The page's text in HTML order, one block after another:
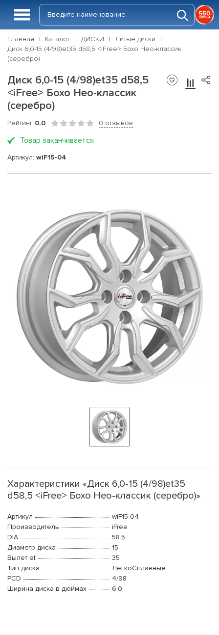
Главная Каталог ДИСКИ
Литые диски
Диск 6,0-15 (4/98)et35 d58,5 <iFree> Бохо Нео-классик
(серебро)
Диск 6,0-15 (4/98)et35 d58,5
<iFree> Бохо Нео-классик
(серебро)
Рейтинг 0.0 0 отзывов
Товар заканчивается
Артикул: wiF15-04
Характеристики «Диск 6,0-15 (4/98)et35
d58,5 <iFree> Бохо Нео-классик (серебро)»
Артикул
wiF15-04
Производитель
iFree
DIA
58.5
Диаметр диска
15
Вылет et
35
Тип диска
ЛегкоСплавные
PCD
4/98
Ширина диска в дюймах
6,0